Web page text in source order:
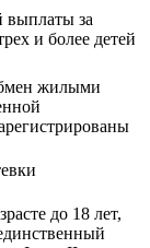
выплаты за
и более детей
жилыми
до 18 лет,